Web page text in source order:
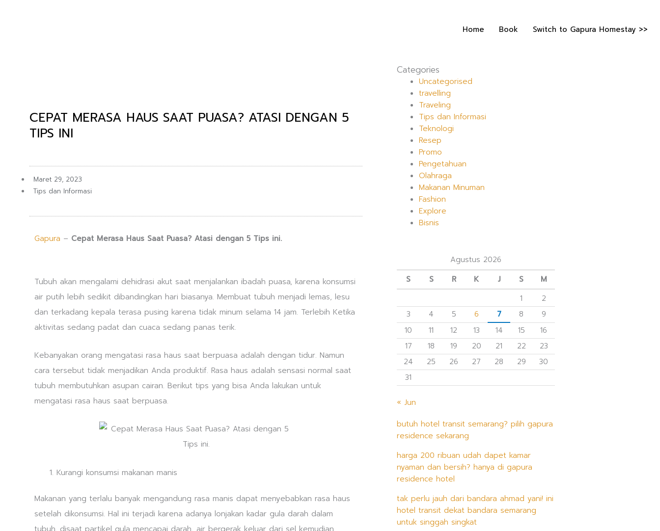
Home Book Switch to Gapura Homestay >>
CEPAT MERASA HAUS SAAT PUASA? ATASI DENGAN 5
TIPS INI
Maret 29, 2023
Tips dan Informasi
Gapura – Cepat Merasa Haus Saat Puasa? Atasi dengan 5 Tips ini.
Tubuh akan mengalami dehidrasi akut saat menjalankan ibadah puasa, karena konsumsi
air putih lebih sedikit dibandingkan hari biasanya. Membuat tubuh menjadi lemas, lesu
dan terkadang kepala terasa pusing karena tidak minum selama 14 jam. Terlebih Ketika
aktivitas sedang padat dan cuaca sedang panas terik.
Kebanyakan orang mengatasi rasa haus saat berpuasa adalah dengan tidur. Namun
cara tersebut tidak menjadikan Anda produktif. Rasa haus adalah sensasi normal saat
tubuh membutuhkan asupan cairan. Berikut tips yang bisa Anda lakukan untuk
mengatasi rasa haus saat berpuasa.
Kurangi konsumsi makanan manis
Makanan yang terlalu banyak mengandung rasa manis dapat menyebabkan rasa haus
setelah dikonsumsi. Hal ini terjadi karena adanya lonjakan kadar gula darah dalam
Categories
Uncategorised
travelling
Traveling
Tips dan Informasi
Teknologi
Resep
Promo
Pengetahuan
Olahraga
Makanan Minuman
Fashion
Explore
Bisnis
Agustus 2026
S
S R K J S
M
1
2
3
4 5 6 7 8
9
10
11 12 13 14 15
16
17
18 19 20 21 22
23
24
25 26 27 28 29
30
31
« Jun
butuh hotel transit semarang? pilih gapura
residence sekarang
harga 200 ribuan udah dapet kamar
nyaman dan bersih? hanya di gapura
residence hotel
tak perlu jauh dari bandara ahmad yani! ini
hotel transit dekat bandara semarang
untuk singgah singkat